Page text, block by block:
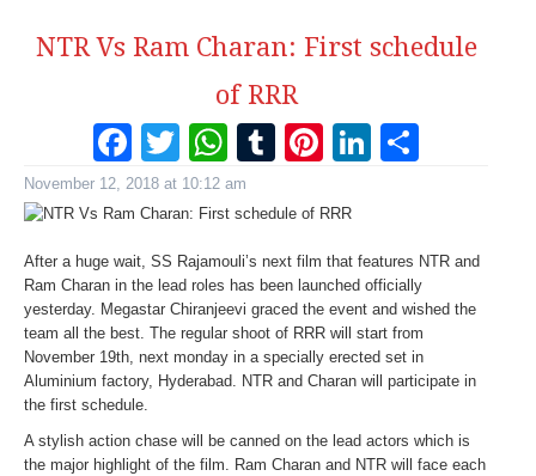
NTR Vs Ram Charan: First schedule
of RRR
Facebook
Twitter
WhatsApp
Tumblr
Pinterest
November 12, 2018 at 10:12 am
After a huge wait, SS Rajamouli’s next film that features NTR and
Ram Charan in the lead roles has been launched officially
yesterday. Megastar Chiranjeevi graced the event and wished the
team all the best. The regular shoot of RRR will start from
November 19th, next monday in a specially erected set in
Aluminium factory, Hyderabad. NTR and Charan will participate in
the first schedule.
A stylish action chase will be canned on the lead actors which is
the major highlight of the film. Ram Charan and NTR will face each